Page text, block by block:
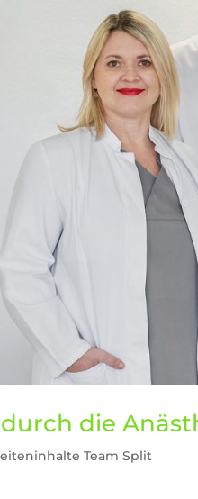
die
Team Split